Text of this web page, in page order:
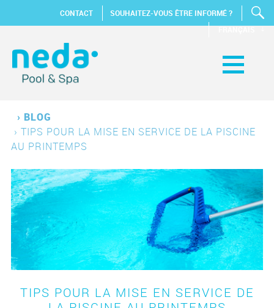
CONTACT
SOUHAITEZ-VOUS ÊTRE INFORMÉ ?
› BLOG
› TIPS POUR LA MISE EN SERVICE DE LA PISCINE
AU PRINTEMPS
TIPS POUR LA MISE EN SERVICE DE